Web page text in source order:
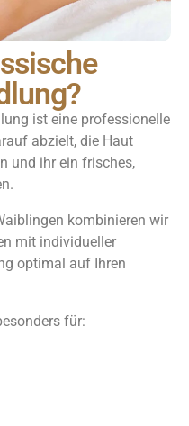
ist eine professionelle
abzielt, die Haut
und ihr ein frisches,
kombinieren wir
mit individueller
optimal auf Ihren
für: